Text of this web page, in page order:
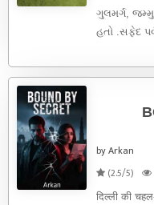
ગુલમર્ગ, જમ્મુ
હતો .સફેદ
by Arkan
(2.5/5)
दिल्ली की